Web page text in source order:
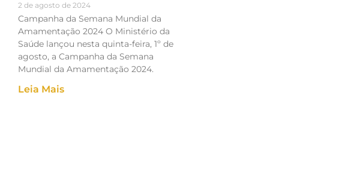
2 de agosto de 2024
Campanha da Semana Mundial da
Amamentação 2024 O Ministério da
Saúde lançou nesta quinta-feira, 1º de
agosto, a Campanha da Semana
Mundial da Amamentação 2024.
Leia Mais